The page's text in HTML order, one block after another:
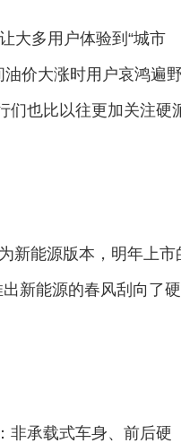
大多用户体验到“城市
油价大涨时用户哀鸿遍
们也比以往更加关注硬
新能源版本，明年上市
新能源的春风刮向了
非承载式车身、前后硬